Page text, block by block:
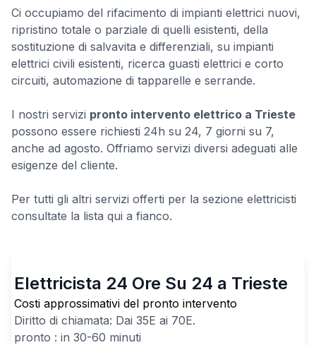
Ci occupiamo del rifacimento di impianti elettrici nuovi,
ripristino totale o parziale di quelli esistenti, della
sostituzione di salvavita e differenziali, su impianti
elettrici civili esistenti, ricerca guasti elettrici e corto
circuiti, automazione di tapparelle e serrande.
I nostri servizi pronto intervento elettrico a Trieste
possono essere richiesti 24h su 24, 7 giorni su 7,
anche ad agosto. Offriamo servizi diversi adeguati alle
esigenze del cliente.
Per tutti gli altri servizi offerti per la sezione elettricisti
consultate la lista qui a fianco.
Elettricista 24 Ore Su 24 a Trieste
Costi approssimativi del pronto intervento
Diritto di chiamata: Dai 35E ai 70E.
pronto : in 30-60 minuti